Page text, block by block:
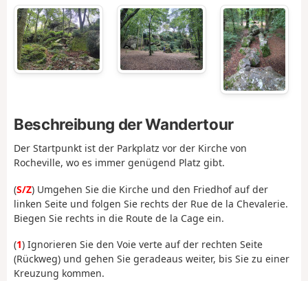
Beschreibung der Wandertour
Der Startpunkt ist der Parkplatz vor der Kirche von
Rocheville, wo es immer genügend Platz gibt.
(S/Z) Umgehen Sie die Kirche und den Friedhof auf der
linken Seite und folgen Sie rechts der Rue de la Chevalerie.
Biegen Sie rechts in die Route de la Cage ein.
(1) Ignorieren Sie den Voie verte auf der rechten Seite
(Rückweg) und gehen Sie geradeaus weiter, bis Sie zu einer
Kreuzung kommen.